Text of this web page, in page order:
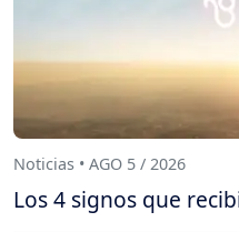
Noticias • AGO 5 / 2026
Los 4 signos que